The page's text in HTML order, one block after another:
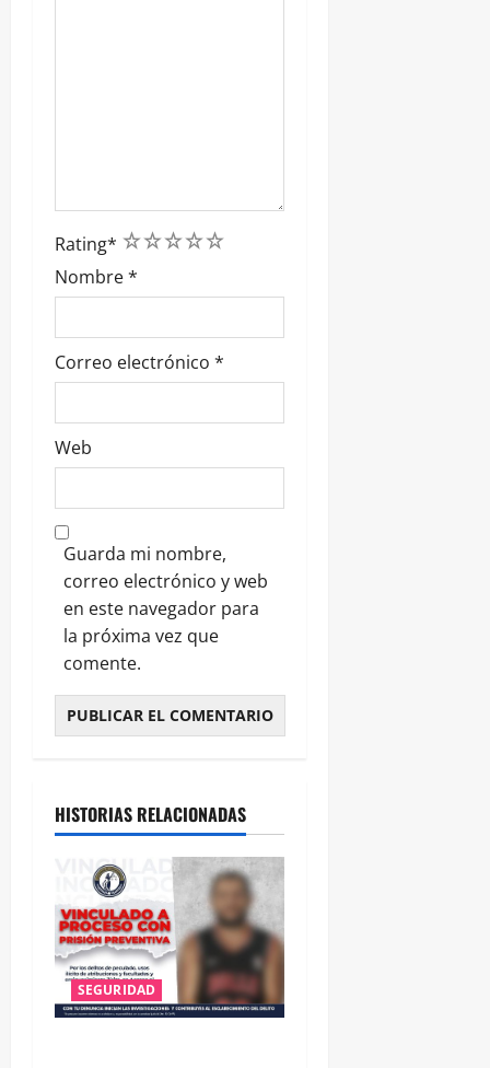
Rating* 5
4
3
2
1
Nombre*
Correo electrónico *
Web
Guarda mi nombre,
correo electrónico y web
en este navegador para
la próxima vez que
comente.
HISTORIAS RELACIONADAS
SEGURIDAD